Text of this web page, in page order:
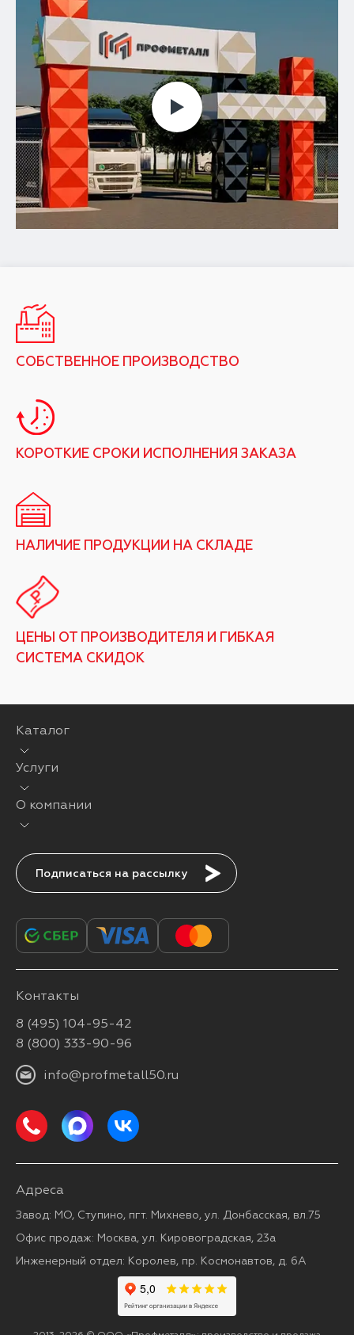
СОБСТВЕННОЕ ПРОИЗВОДСТВО
КОРОТКИЕ СРОКИ ИСПОЛНЕНИЯ ЗАКАЗА
НАЛИЧИЕ ПРОДУКЦИИ НА СКЛАДЕ
ЦЕНЫ ОТ ПРОИЗВОДИТЕЛЯ И ГИБКАЯ
СИСТЕМА СКИДОК
Каталог
Услуги
О компании
Подписаться
Контакты
8 (495) 104-95-42
8 (800) 333-90-96
info@profmetall50.ru
Адреса
Завод: МО, Ступино, пгт. Михнево, ул. Донбасская, вл.75
Офис продаж: Москва, ул. Кировоградская, 23а
Инженерный отдел: Королев, пр. Космонавтов, д. 6А